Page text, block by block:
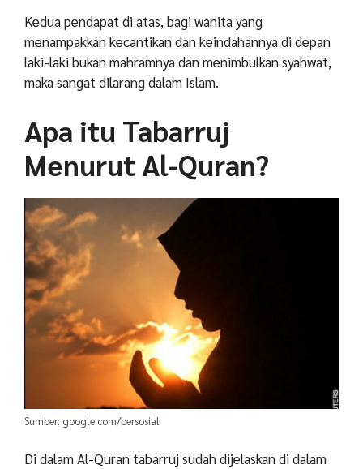
Kedua pendapat di atas, bagi wanita yang
menampakkan kecantikan dan keindahannya di depan
laki-laki bukan mahramnya dan menimbulkan syahwat,
maka sangat dilarang dalam Islam.
Apa itu Tabarruj
Menurut Al-Quran?
Sumber: google.com/bersosial
Di dalam Al-Quran tabarruj sudah dijelaskan di dalam